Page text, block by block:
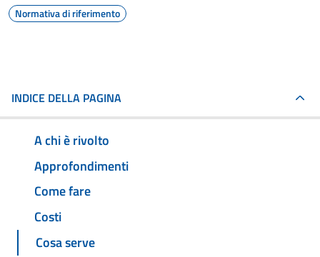
Normativa di riferimento
INDICE DELLA PAGINA
A chi è rivolto
Approfondimenti
Come fare
Costi
Cosa serve